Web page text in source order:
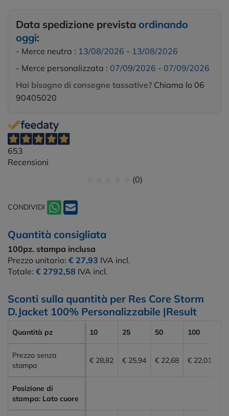
Data spedizione prevista ordinando
oggi:
- Merce neutra : 13/08/2026 - 13/08/2026
- Merce personalizzata : 07/09/2026 - 07/09/2026
Hai bisogno di consegne tassative? Chiama lo 06
90405020
653
Recensioni
(0)
CONDIVIDI
Quantità consigliata
100pz. stampa inclusa
Prezzo unitario: € 27,93 IVA incl.
Totale: € 2792,58 IVA incl.
Sconti sulla quantità per Res Core Storm
D.Jacket 100% Personalizzabile |Result
Quantità pz 10 25 50 100
Prezzo senza
stampa
€ 28,82 € 25,94 € 22,68 € 22,01
Posizione di
stampa: Lato cuore